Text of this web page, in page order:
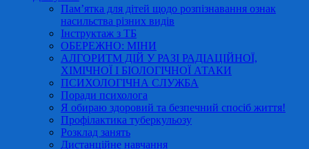
Пам’ятка для дітей щодо розпізнавання ознак
насильства різних видів
Інструктаж з ТБ
ОБЕРЕЖНО: МІНИ
АЛГОРИТМ ДІЙ У РАЗІ РАДІАЦІЙНОЇ,
ХІМІЧНОЇ І БІОЛОГІЧНОЇ АТАКИ
ПСИХОЛОГІЧНА СЛУЖБА
Поради психолога
Я обираю здоровий та безпечний спосіб життя!
Профілактика туберкульозу
Розклад занять
Дистанційне навчання